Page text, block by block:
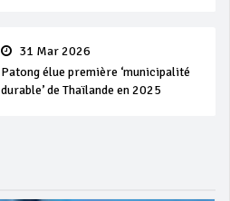
31 Mar 2026
Patong élue première ‘municipalité
durable’ de Thaïlande en 2025